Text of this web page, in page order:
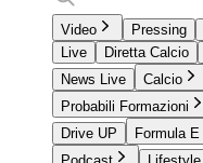
Video Pressing
Live
Diretta Calcio
News Live
Calcio
Probabili Formazioni
Drive UP
Formula E